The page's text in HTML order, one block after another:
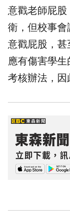
意戳老師屁股
衛，但校事
意戳屁股，
應有傷害學
考核辦法，因